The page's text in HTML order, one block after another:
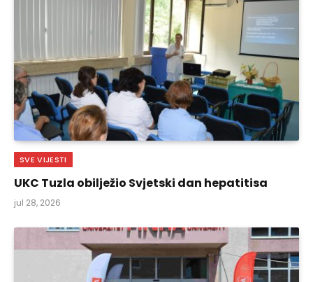
SVE VIJESTI
UKC Tuzla obilježio Svjetski dan hepatitisa
jul 28, 2026